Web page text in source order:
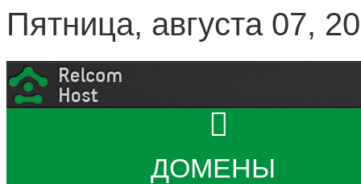
Пятница, августа 07,
ДОМЕНЫ